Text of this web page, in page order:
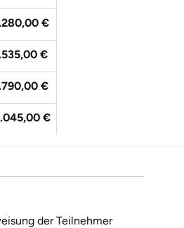
€
€
€
€
€
der Teilnehmer